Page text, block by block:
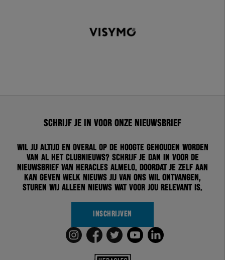
Schrijf je in voor onze nieuwsbrief
Wil jij altijd en overal op de hoogte gehouden worden
van al het clubnieuws? Schrijf je dan in voor de
nieuwsbrief van Heracles Almelo. Doordat je zelf aan
kan geven welk nieuws jij van ons wil ontvangen,
sturen wij alleen nieuws wat voor jou relevant is.
INSCHRIJVEN